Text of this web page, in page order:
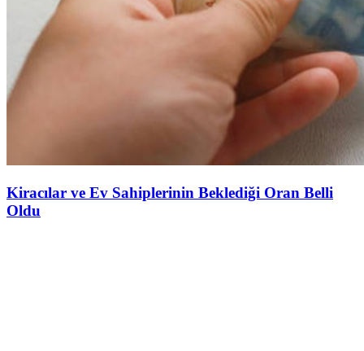
Kiracılar ve Ev Sahiplerinin Beklediği Oran Belli
Oldu